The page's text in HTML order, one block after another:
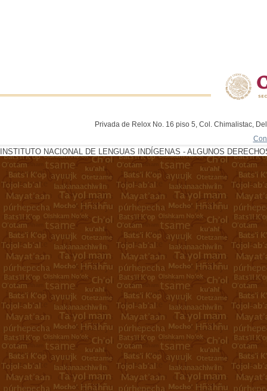
Privada de Relox No. 16 piso 5, Col. Chimalistac,
INSTITUTO NACIONAL DE LENGUAS INDÍGENAS - ALGUNOS